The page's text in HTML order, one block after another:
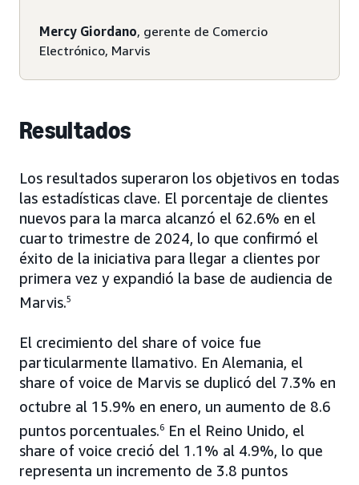
Mercy Giordano, gerente de Comercio
Electrónico, Marvis
Resultados
Los resultados superaron los objetivos en todas
las estadísticas clave. El porcentaje de clientes
nuevos para la marca alcanzó el 62.6% en el
cuarto trimestre de 2024, lo que confirmó el
éxito de la iniciativa para llegar a clientes por
primera vez y expandió la base de audiencia de
Marvis.5
El crecimiento del share of voice fue
particularmente llamativo. En Alemania, el
share of voice de Marvis se duplicó del 7.3% en
octubre al 15.9% en enero, un aumento de 8.6
puntos porcentuales.6 En el Reino Unido, el
share of voice creció del 1.1% al 4.9%, lo que
representa un incremento de 3.8 puntos